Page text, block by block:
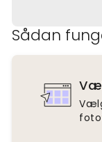
Sådan